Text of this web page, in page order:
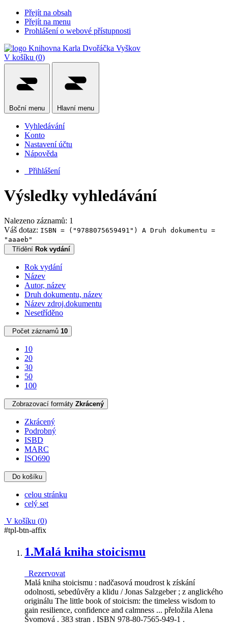
Přejít na obsah
Přejít na menu
Prohlášení o webové přístupnosti
V košíku (0)
Boční menu Hlavní menu
Vyhledávání
Konto
Nastavení účtu
Nápověda
Přihlášení
Výsledky vyhledávání
Nalezeno záznamů: 1
Váš dotaz: ISBN = ("9788075659491") A Druh dokumentu =
"aaaeb"
Třídění Rok vydání
Rok vydání
Název
Autor, název
Druh dokumentu, název
Název zdroj.dokumentu
Nesetříděno
Počet záznamů 10
10
20
30
50
100
Zobrazovací formáty Zkrácený
Zkrácený
Podrobný
ISBD
MARC
ISO690
Do košíku
celou stránku
celý set
V košíku (0)
#tpl-btn-affix
1.Malá kniha stoicismu
Rezervovat
Malá kniha stoicismu : nadčasová moudrost k získání
odolnosti, sebedůvěry a klidu / Jonas Salzgeber ; z anglického
originálu The little book of stoicism: the timeless wisdom to
gain resilience, confidence and calmness ... přeložila Alena
Švomová . 383 stran . ISBN 978-80-7565-949-1 .